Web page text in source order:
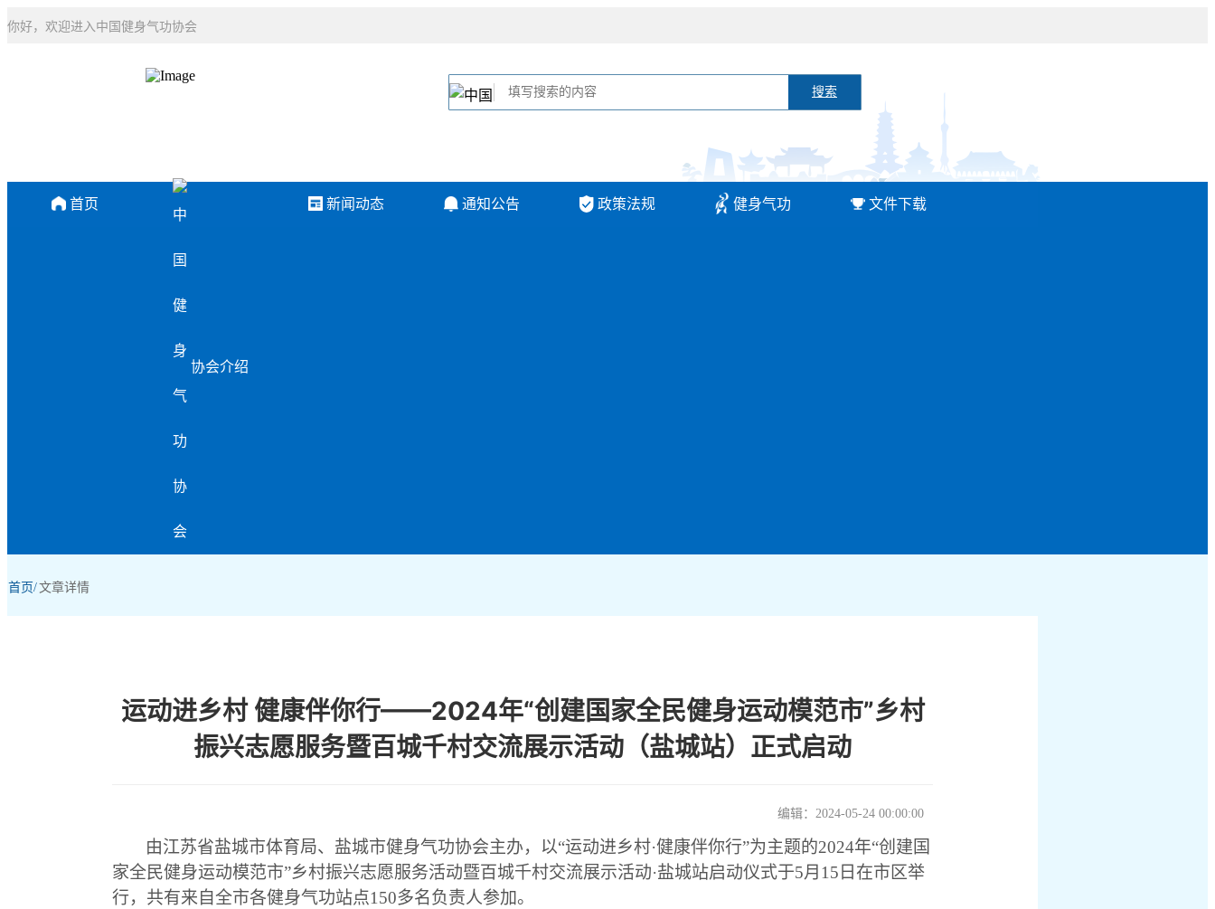
你好，欢迎进入中国健身气功协会
搜索
首页
协会介绍
新闻动态 通知公告 政策法规 健身气功 文件下载
首页/文章详情
运动进乡村 健康伴你行——2024年“创建国家全民健身运动模范市”乡村
振兴志愿服务暨百城千村交流展示活动（盐城站）正式启动
编辑：2024-05-24 00:00:00
由江苏省盐城市体育局、盐城市健身气功协会主办，以“运动进乡村·健康伴你行”为主题的2024年“创建国
家全民健身运动模范市”乡村振兴志愿服务活动暨百城千村交流展示活动·盐城站启动仪式于5月15日在市区举
行，共有来自全市各健身气功站点150多名负责人参加。